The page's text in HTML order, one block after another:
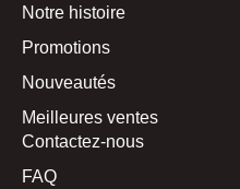
Notre histoire
Promotions
Nouveautés
Meilleures ventes
Contactez-nous
FAQ